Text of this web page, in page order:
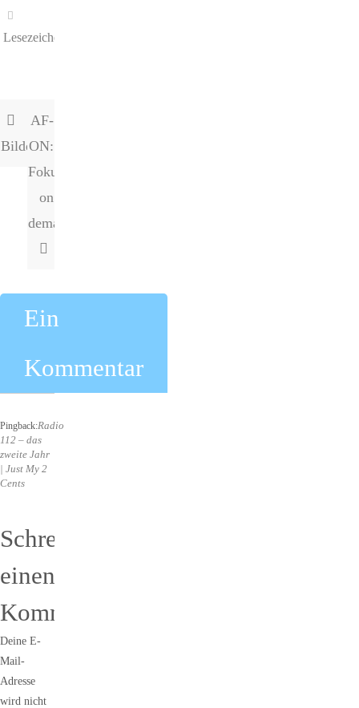
Lesezeichen
Bilder
AF-
ON:
Fokus
on
demand
Ein
Kommentar
Pingback:Radio
112 – das
zweite Jahr
| Just My 2
Cents
Schreibe
einen
Kommentar
Deine E-
Mail-
Adresse
wird nicht